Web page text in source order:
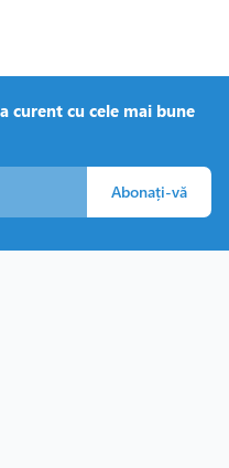
curent cu cele mai bune
Abonați-vă